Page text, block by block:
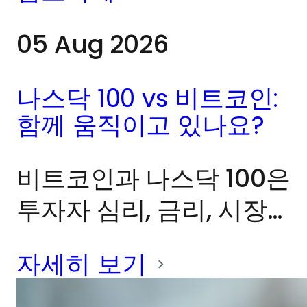
05 Aug 2026
나스닥 100 vs 비트코인:
함께 움직이고 있나요?
비트코인과 나스닥 100은
투자자 심리, 금리, 시장
험 자산으로 자주 묶여서
자세히 보기